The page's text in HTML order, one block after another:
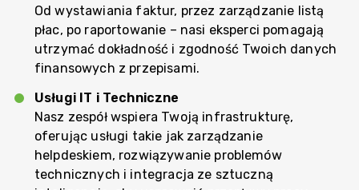
Od wystawiania faktur, przez zarządzanie listą
płac, po raportowanie – nasi eksperci pomagają
utrzymać dokładność i zgodność Twoich danych
finansowych z przepisami.
Usługi IT i Techniczne
Nasz zespół wspiera Twoją infrastrukturę,
oferując usługi takie jak zarządzanie
helpdeskiem, rozwiązywanie problemów
technicznych i integracja ze sztuczną